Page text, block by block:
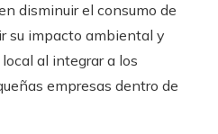
disminuir el consumo de
su impacto ambiental y
al integrar a los
empresas dentro de